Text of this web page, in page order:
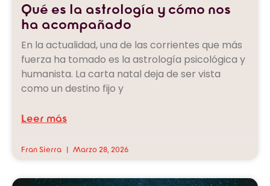
Qué es la astrología y cómo nos
ha acompañado
En la actualidad, una de las corrientes que más
fuerza ha tomado es la astrología psicológica y
humanista. La carta natal deja de ser vista
como un destino fijo y
Leer más
Fran Sierra Marzo 28, 2026